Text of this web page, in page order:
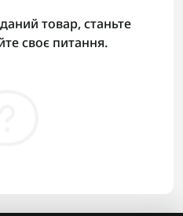
товар, станьте
своє питання.